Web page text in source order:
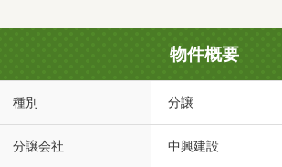
物件概要
種別 分譲
分譲会社 中興建設